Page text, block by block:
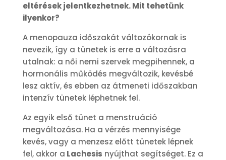
eltérések jelentkezhetnek. Mit tehetünk
ilyenkor?
A menopauza időszakát változókornak is
nevezik, így a tünetek is erre a változásra
utalnak: a női nemi szervek megpihennek, a
hormonális működés megváltozik, kevésbé
lesz aktív, és ebben az átmeneti időszakban
intenzív tünetek léphetnek fel.
Az egyik első tünet a menstruáció
megváltozása. Ha a vérzés mennyisége
kevés, vagy a menzesz előtt tünetek lépnek
fel, akkor a Lachesis nyújthat segítséget. Ez a